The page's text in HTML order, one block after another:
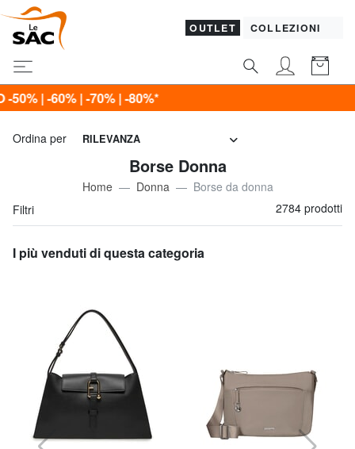
OUTLET COLLEZIONI
Ordina per RILEVANZA
Borse Donna
Home Donna
Borse da donna
Filtri
2784 prodotti
I più venduti di questa categoria